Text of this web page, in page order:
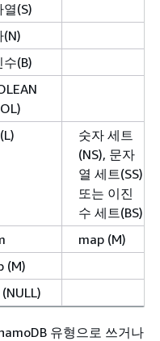
열(S)
(N)
수(B)
숫자 세트
(NS), 문자
열 세트(SS)
또는 이진
수 세트(BS)
map (M)
(M)
유형으로 쓰거나